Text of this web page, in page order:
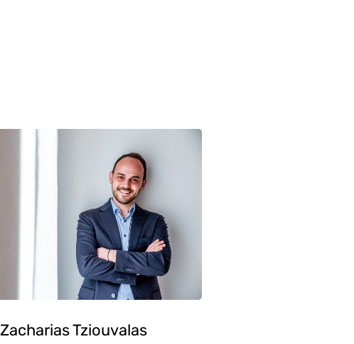
ZachariasTziouvalas